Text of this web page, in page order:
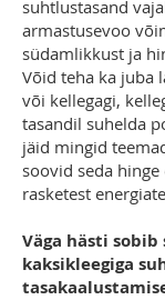
suhtlustasand
armastusevoo
südamlikkust ja
Võid teha ka juba
või kellegagi,
tasandil suhelda
jäid mingid
soovid seda
rasketest
Väga hästi sobib
kaksikleegiga